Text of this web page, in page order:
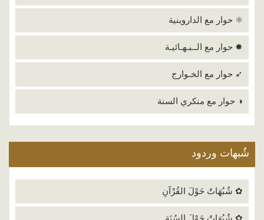
⚛ حوار مع الداروينية
✸ حوار مع الــبـهـائيـة
➶ حوار مع الخـوارج
◑ حوار مع منكري السنة
شٌبهات وردود
✿ شُبُهَاتٌ حَوْلَ القُرْآنِ